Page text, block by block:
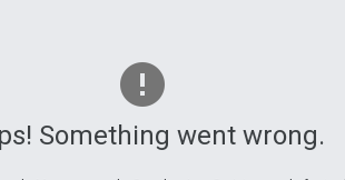
Something went wrong.